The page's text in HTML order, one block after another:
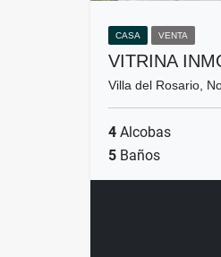
CASA VENTA
VITRINA
Villa del Rosario,
4 Alcobas
5 Baños